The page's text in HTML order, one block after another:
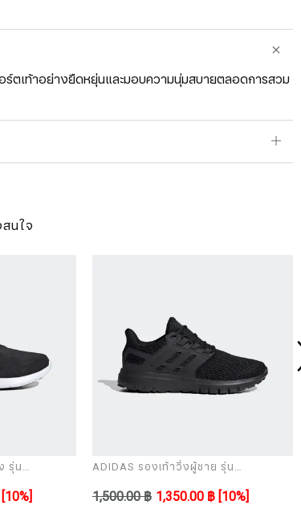
ตเท้าอย่างยืดหยุ่นและมอบความนุ่มสบายตลอดการสวม
นใจ
รุ่น
[10%]
ADIDAS รองเท้าวิ่งผู้ชาย รุ่น
1,500.00 ฿ 1,350.00 ฿ [10%]